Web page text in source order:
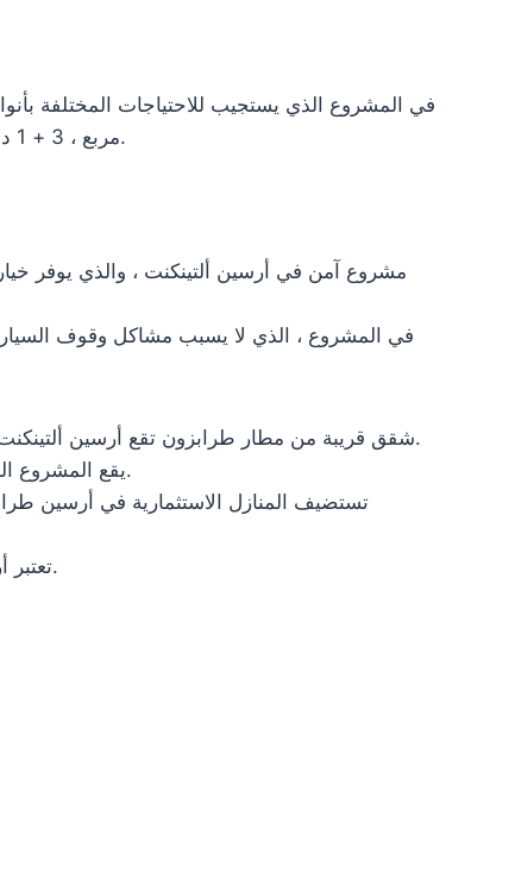
مربع ، 3 + 1 دوبلكس 151 متر مربع ، 5 + 1 دوبلكس 200 متر مربع ، 6+ 2 دوبلكس 285 متر مربع ، 8 + 2 دوبلكس بمساحة 350 متر مربع.
مشروع آمن في أرسين ألتينكنت ، والذي يوفر
في المشروع ، الذي لا يسبب مشاكل وقوف
شقق قريبة من مطار طرابزون تقع أرسين ألتينكنت في نقطة مركزية في أرسين ، وتوفر التنوع من حيث أماكن الطعام والشراب ومراكز التسوق والمؤسسات التعليمية والصحية.
يقع المشروع الذي يسهل الوصول إلى النقاط المركزية في طرابزون على بعد 5 دقائق من أقرب مركز تسوق و 10 دقائق من مطار طرابزون.
تستضيف المنازل الاستثمارية في أرسين
تعتبر أرسين ، التي أحرزت تقدمًا ثابتًا في أسعار تأجير وبيع المساكن ، من بين المناطق التي تجذب الانتباه لأغراض الإقامة والاستثمار.